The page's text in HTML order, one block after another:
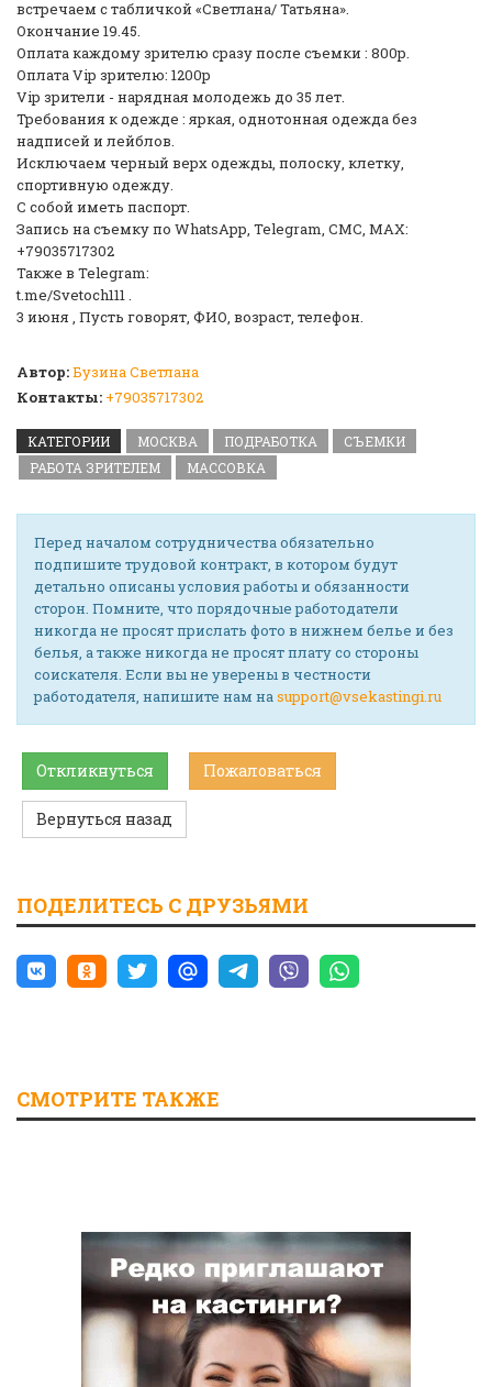
встречаем с табличкой «Светлана/ Татьяна».
Окончание 19.45.
Оплата каждому зрителю сразу после съемки : 800р.
Оплата Vip зрителю: 1200р
Vip зрители - нарядная молодежь до 35 лет.
Требования к одежде : яркая, однотонная одежда без
надписей и лейблов.
Исключаем черный верх одежды, полоску, клетку,
спортивную одежду.
С собой иметь паспорт.
Запись на съемку по WhatsApp, Telegram, СМС, MAX:
+79035717302
Также в Telegram:
t.me/Svetoch111 .
3 июня , Пусть говорят, ФИО, возраст, телефон.
Автор:Бузина Светлана
Контакты: +79035717302
КАТЕГОРИИ МОСКВА ПОДРАБОТКА
СЪЕМКИ
РАБОТА ЗРИТЕЛЕМ
МАССОВКА
Перед началом сотрудничества обязательно
подпишите трудовой контракт, в котором будут
детально описаны условия работы и обязанности
сторон. Помните, что порядочные работодатели
никогда не просят прислать фото в нижнем белье и без
белья, а также никогда не просят плату со стороны
соискателя. Если вы не уверены в честности
работодателя, напишите нам наsupport@vsekastingi.ru
Откликнуться Пожаловаться
Вернуться назад
ПОДЕЛИТЕСЬ С ДРУЗЬЯМИ
СМОТРИТЕ ТАКЖЕ